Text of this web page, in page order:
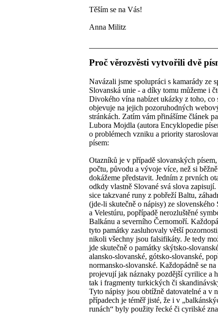
Těším se na Vás!
Anna Militz
Proč věrozvěsti vytvořili dvě
Navázali jsme spolupráci s kamarády ze
Slovanská unie - a díky tomu můžeme i
Divokého vína nabízet ukázky z toho, co
objevuje na jejich pozoruhodných
stránkách. Zatím vám přinášíme článek
Lubora Mojdla (autora Encyklopedie
o problémech vzniku a priority
písem:
Otazníků je v případě slovanských
počtu, původu a vývoje více, než si běžně
dokážeme představit. Jedním z prvních
odkdy vlastně Slované svá slova
sice takzvané runy z pobřeží Baltu,
(jde-li skutečně o nápisy) ze slovenského
a Velestúru, popřípadě nerozluštěné
Balkánu a severního Černomoří.
tyto památky zasluhovaly větší
nikoli všechny jsou falsifikáty. Je tedy
jde skutečně o památky skýtsko-
alansko-slovanské, gótsko-slovanské,
normansko-slovanské. Každopádně se
projevují jak náznaky pozdější cyrilice a
tak i fragmenty turkických či
Tyto nápisy jsou obtížně datovatelné a v
případech je téměř jisté, že i v
runách“ byly použity řecké či cyrilské